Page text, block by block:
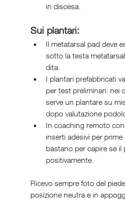
in discesa.
Sui plantari:
Il metatarsal pad deve
sotto la testa
dita.
I plantari prefabbricati
per test preliminari: nei
serve un plantare su
dopo valutazione
In coaching remoto
inserti adesivi per
bastano per capire se il
positivamente.
Ricevo sempre foto del
posizione neutra e in